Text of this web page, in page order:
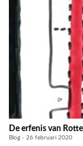
De erfenis van
Blog - 26 februari 2020